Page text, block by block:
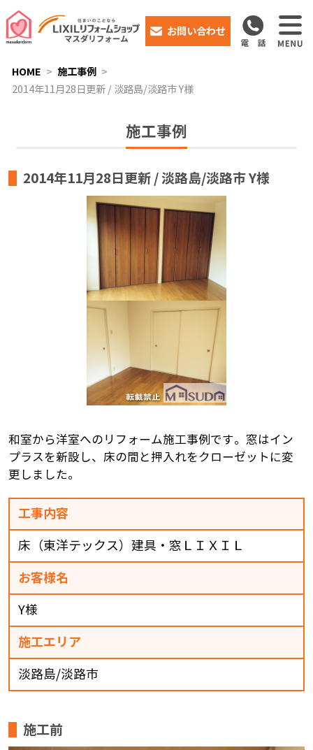
お問い合わせ
HOME
施工事例
2014年11月28日更新 / 淡路島/淡路市 Y様
施工事例
2014年11月28日更新 / 淡路島/淡路市 Y様
和室から洋室へのリフォーム施工事例です。窓はイン
プラスを新設し、床の間と押入れをクローゼットに変
更しました。
工事内容
床（東洋テックス）建具・窓ＬＩＸＩＬ
お客様名
Y様
施工エリア
淡路島/淡路市
施工前